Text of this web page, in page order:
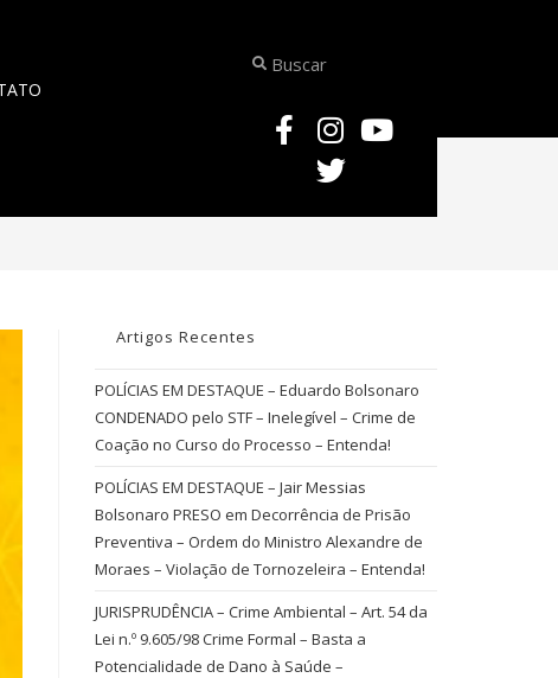
Artigos Recentes
POLÍCIAS EM DESTAQUE – Eduardo Bolsonaro
CONDENADO pelo STF – Inelegível – Crime de
Coação no Curso do Processo – Entenda!
POLÍCIAS EM DESTAQUE – Jair Messias
Bolsonaro PRESO em Decorrência de Prisão
Preventiva – Ordem do Ministro Alexandre de
Moraes – Violação de Tornozeleira – Entenda!
JURISPRUDÊNCIA – Crime Ambiental – Art. 54 da
Lei n.º 9.605/98 Crime Formal – Basta a
Potencialidade de Dano à Saúde –